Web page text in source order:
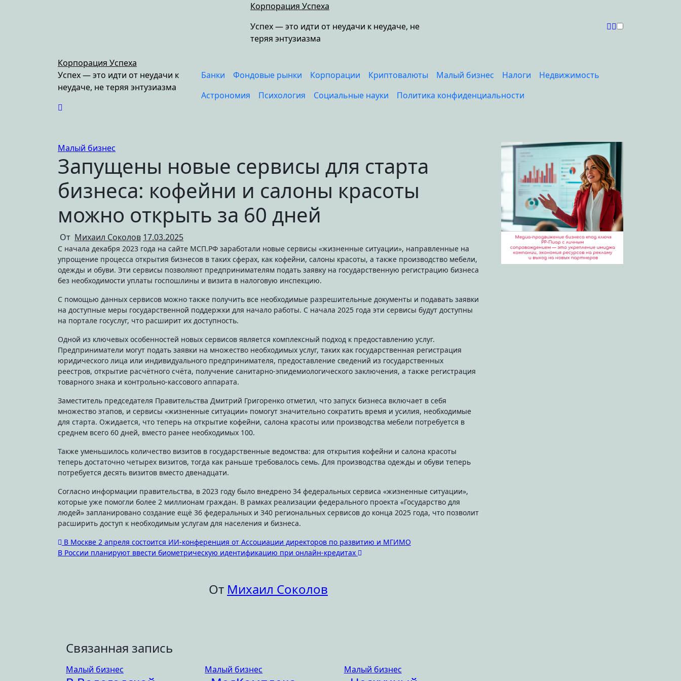
Корпорация Успеха
Успех — это идти от неудачи к неудаче, не
теряя энтузиазма
Корпорация Успеха
Успех — это идти от неудачи к
неудаче, не теряя энтузиазма
Банки Фондовые рынки Корпорации Криптовалюты Малый бизнес Налоги
Недвижимость
Астрономия
Психология Социальные науки Политика конфиденциальности
Малый бизнес
Запущены новые сервисы для старта
бизнеса: кофейни и салоны красоты
можно открыть за 60 дней
От Михаил Соколов 17.03.2025
С начала декабря 2023 года на сайте МСП.РФ заработали новые сервисы «жизненные ситуации», направленные на
упрощение процесса открытия бизнесов в таких сферах, как кофейни, салоны красоты, а также производство мебели,
одежды и обуви. Эти сервисы позволяют предпринимателям подать заявку на государственную регистрацию бизнеса
без необходимости уплаты госпошлины и визита в налоговую инспекцию.
С помощью данных сервисов можно также получить все необходимые разрешительные документы и подавать заявки
на доступные меры государственной поддержки для начало работы. С начала 2025 года эти сервисы будут доступны
на портале госуслуг, что расширит их доступность.
Одной из ключевых особенностей новых сервисов является комплексный подход к предоставлению услуг.
Предприниматели могут подать заявки на множество необходимых услуг, таких как государственная регистрация
юридического лица или индивидуального предпринимателя, предоставление сведений из государственных
реестров, открытие расчётного счёта, получение санитарно-эпидемиологического заключения, а также регистрация
товарного знака и контрольно-кассового аппарата.
Заместитель председателя Правительства Дмитрий Григоренко отметил, что запуск бизнеса включает в себя
множество этапов, и сервисы «жизненные ситуации» помогут значительно сократить время и усилия, необходимые
для старта. Ожидается, что теперь на открытие кофейни, салона красоты или производства мебели потребуется в
среднем всего 60 дней, вместо ранее необходимых 100.
Также уменьшилось количество визитов в государственные ведомства: для открытия кофейни и салона красоты
теперь достаточно четырех визитов, тогда как раньше требовалось семь. Для производства одежды и обуви теперь
потребуется десять визитов вместо двенадцати.
Согласно информации правительства, в 2023 году было внедрено 34 федеральных сервиса «жизненные ситуации»,
которые уже помогли более 2 миллионам граждан. В рамках реализации федерального проекта «Государство для
людей» запланировано создание ещё 36 федеральных и 340 региональных сервисов до конца 2025 года, что позволит
расширить доступ к необходимым услугам для населения и бизнеса.
Навигация
В Москве 2 апреля состоится ИИ-конференция от Ассоциации директоров по развитию и МГИМО
В России планируют ввести биометрическую идентификацию при онлайн-кредитах
От Михаил Соколов
Связанная запись
Малый бизнес Малый бизнес Малый бизнес